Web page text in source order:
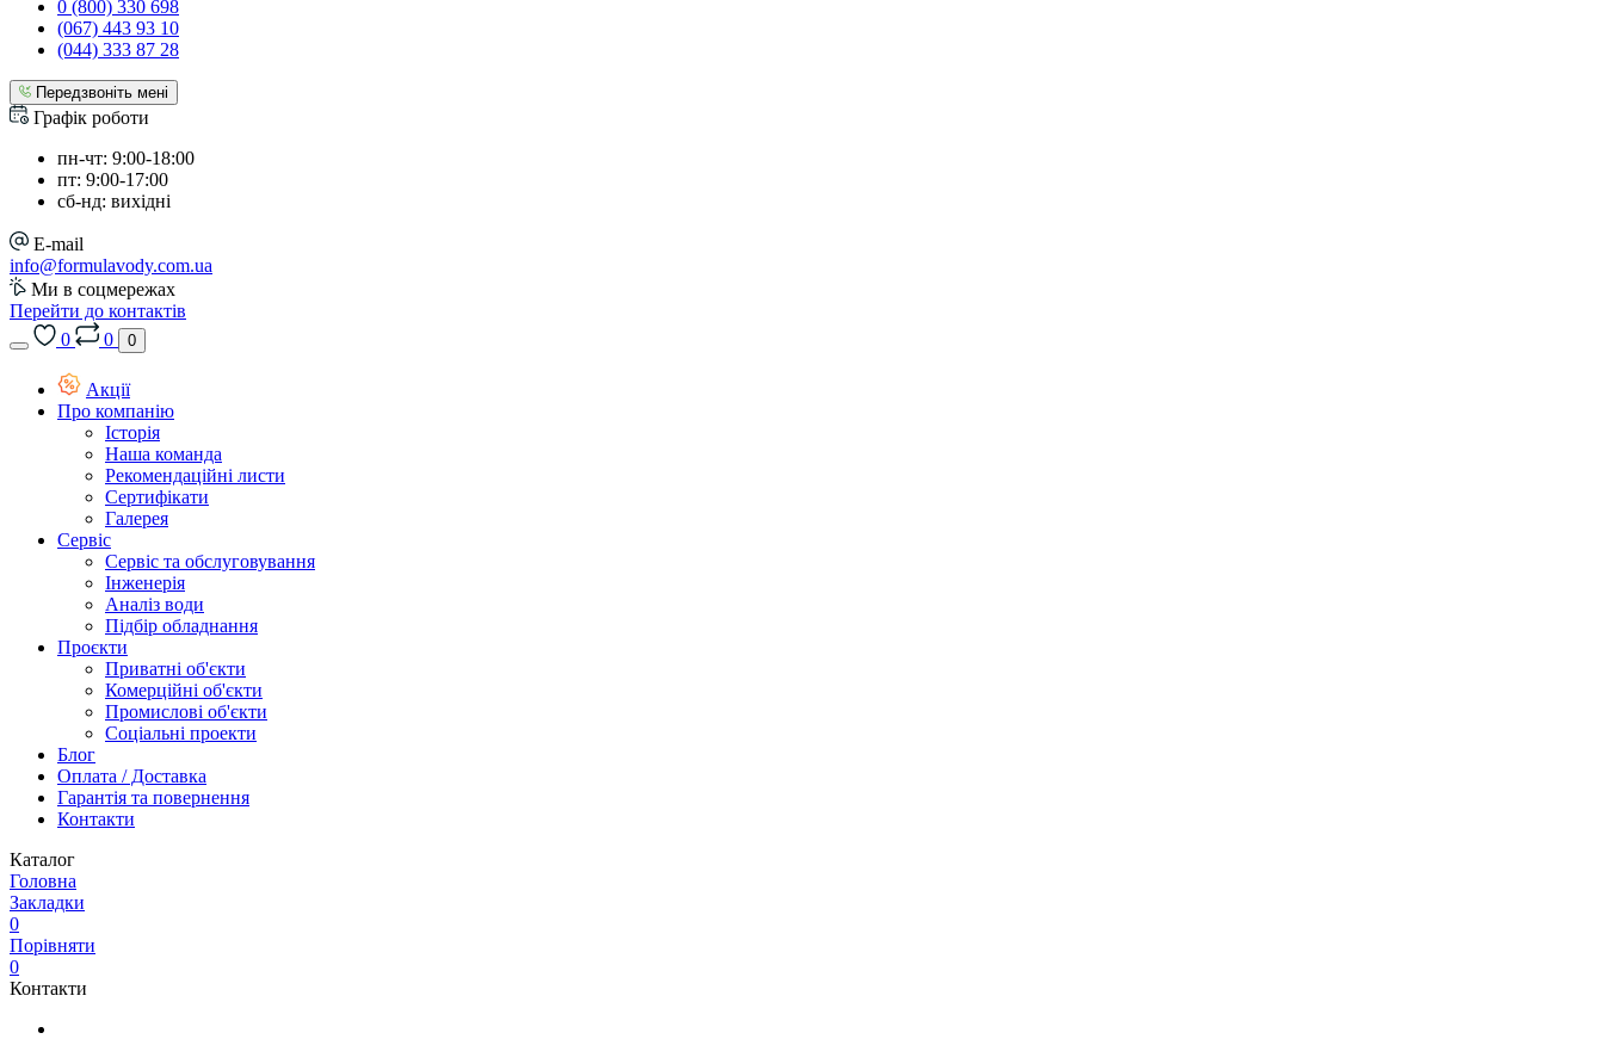
0 (800) 330 698
(067) 443 93 10
(044) 333 87 28
Передзвоніть мені
Графік роботи
пн-чт: 9:00-18:00
пт: 9:00-17:00
сб-нд: вихідні
E-mail
info@formulavody.com.ua
Ми в соцмережах
Перейти до контактів
0
0 0
Акції
Про компанію
Історія
Наша команда
Рекомендаційні листи
Сертифікати
Галерея
Сервіс
Сервіс та обслуговування
Інженерія
Аналіз води
Підбір обладнання
Проєкти
Приватні об'єкти
Комерційні об'єкти
Промислові об'єкти
Соціальні проекти
Блог
Оплата / Доставка
Гарантія та повернення
Контакти
Каталог
Головна
Закладки
0
Порівняти
0
Контакти